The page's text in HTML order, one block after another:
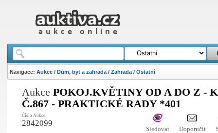
Navigace: Aukce/ Dům, byt a zahrada/ Zahrada/ Ostatní
Aukce POKOJ.KVĚTINY OD A DO Z -
Č.867 - PRAKTICKÉ RADY *401
Číslo Aukce:
2842099
Sledovat Doporučit